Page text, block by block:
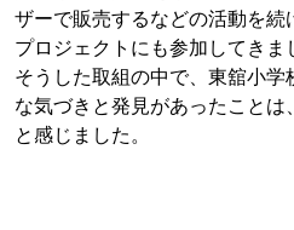
ザーで販売するなどの活動を続
プロジェクトにも参加してきま
そうした取組の中で、東舘小学
な気づきと発見があったこと
と感じました。